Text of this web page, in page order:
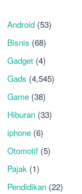
Android (53)
Bisnis (68)
Gadget (4)
Gads (4,545)
Game (38)
Hiburan (33)
iphone (6)
Otomotif (5)
Pajak (1)
Pendidikan (22)